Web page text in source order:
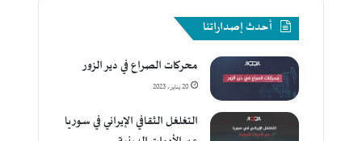
أحدث إصداراتنا
محركات الصراع في دير الزور
20 يناير، 2023
التغلغل الثقافي الإيراني في سوريا